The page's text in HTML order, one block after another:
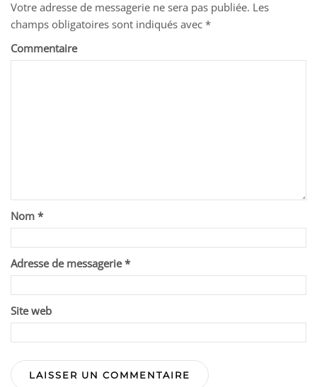
Votre adresse de messagerie ne sera pas publiée. Les
champs obligatoires sont indiqués avec *
Commentaire
Nom *
Adresse de messagerie*
Site web